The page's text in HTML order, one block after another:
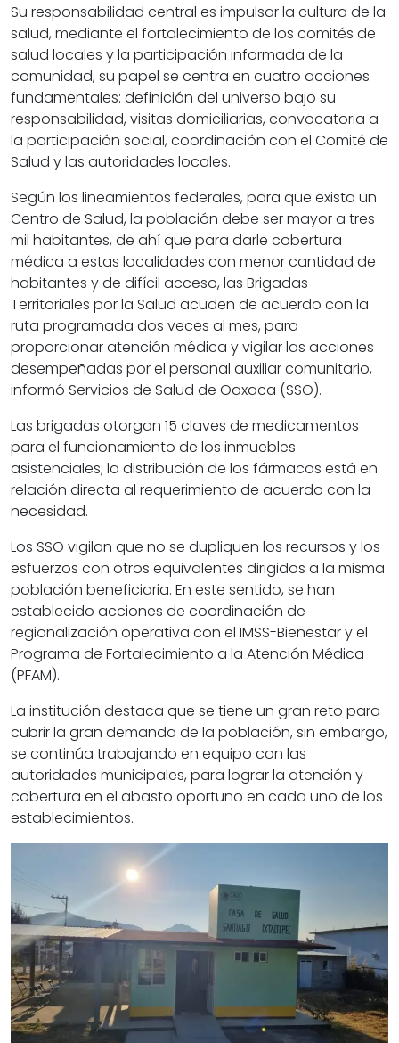
Su responsabilidad central es impulsar la cultura de la
salud, mediante el fortalecimiento de los comités de
salud locales y la participación informada de la
comunidad, su papel se centra en cuatro acciones
fundamentales: definición del universo bajo su
responsabilidad, visitas domiciliarias, convocatoria a
la participación social, coordinación con el Comité de
Salud y las autoridades locales.
Según los lineamientos federales, para que exista un
Centro de Salud, la población debe ser mayor a tres
mil habitantes, de ahí que para darle cobertura
médica a estas localidades con menor cantidad de
habitantes y de difícil acceso, las Brigadas
Territoriales por la Salud acuden de acuerdo con la
ruta programada dos veces al mes, para
proporcionar atención médica y vigilar las acciones
desempeñadas por el personal auxiliar comunitario,
informó Servicios de Salud de Oaxaca (SSO).
Las brigadas otorgan 15 claves de medicamentos
para el funcionamiento de los inmuebles
asistenciales; la distribución de los fármacos está en
relación directa al requerimiento de acuerdo con la
necesidad.
Los SSO vigilan que no se dupliquen los recursos y los
esfuerzos con otros equivalentes dirigidos a la misma
población beneficiaria. En este sentido, se han
establecido acciones de coordinación de
regionalización operativa con el IMSS-Bienestar y el
Programa de Fortalecimiento a la Atención Médica
(PFAM).
La institución destaca que se tiene un gran reto para
cubrir la gran demanda de la población, sin embargo,
se continúa trabajando en equipo con las
autoridades municipales, para lograr la atención y
cobertura en el abasto oportuno en cada uno de los
establecimientos.